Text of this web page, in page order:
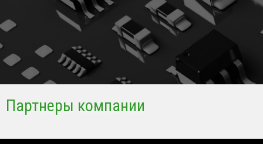
Партнеры компании